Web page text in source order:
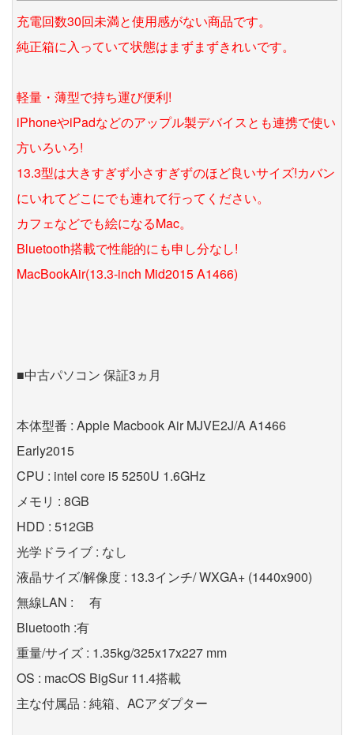
充電回数30回未満と使用感がない商品です。
純正箱に入っていて状態はまずまずきれいです。
軽量・薄型で持ち運び便利!
iPhoneやiPadなどのアップル製デバイスとも連携で使い
方いろいろ!
13.3型は大きすぎず小さすぎずのほど良いサイズ!カバン
にいれてどこにでも連れて行ってください。
カフェなどでも絵になるMac。
Bluetooth搭載で性能的にも申し分なし!
MacBookAir(13.3-inch Mid2015 A1466)
■中古パソコン 保証3ヵ月
本体型番 : Apple Macbook Air MJVE2J/A A1466
Early2015
CPU : intel core i5 5250U 1.6GHz
メモリ : 8GB
HDD : 512GB
光学ドライブ : なし
液晶サイズ/解像度 : 13.3インチ/ WXGA+ (1440x900)
無線LAN : 有
Bluetooth :有
重量/サイズ : 1.35kg/325x17x227 mm
OS : macOS BigSur 11.4搭載
主な付属品 : 純箱、ACアダプター